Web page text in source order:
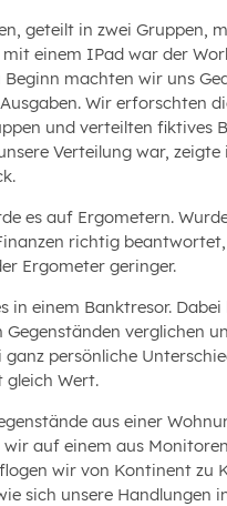
geteilt in zwei Gruppen,
einem IPad war der
machten wir uns
Wir erforschten
und verteilten fiktives
Verteilung war, zeigte
es auf Ergometern.
richtig
Ergometer geringer.
in einem Banktresor.
Gegenständen verglichen
ganz persönliche
gleich Wert.
aus einer
auf einem aus
wir von Kontinent zu
sich unsere Handlungen